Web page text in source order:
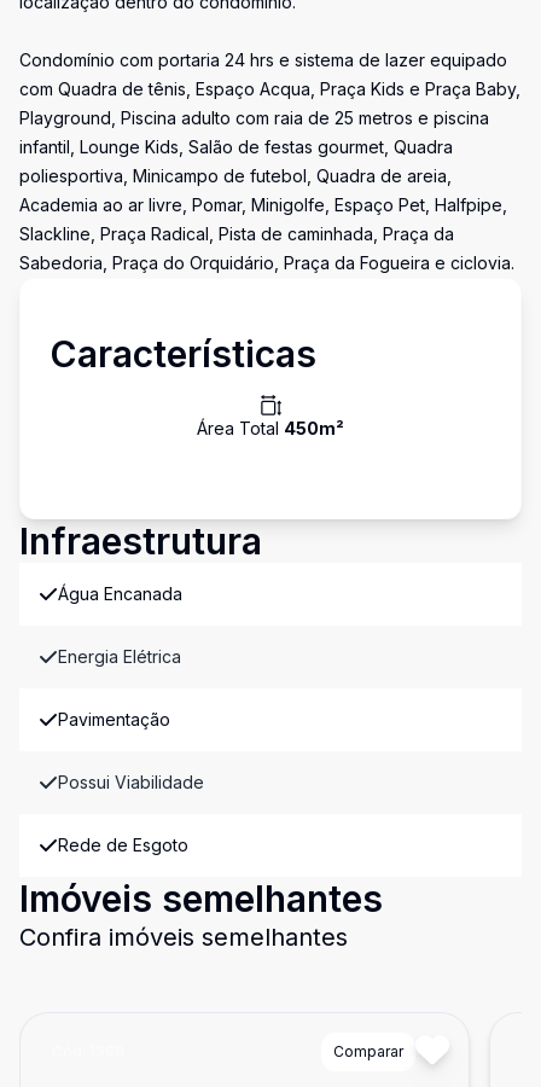
Condomínio com portaria 24 hrs e sistema de lazer equipado
com Quadra de tênis, Espaço Acqua, Praça Kids e Praça Baby,
Playground, Piscina adulto com raia de 25 metros e piscina
infantil, Lounge Kids, Salão de festas gourmet, Quadra
poliesportiva, Minicampo de futebol, Quadra de areia,
Academia ao ar livre, Pomar, Minigolfe, Espaço Pet, Halfpipe,
Slackline, Praça Radical, Pista de caminhada, Praça da
Sabedoria, Praça do Orquidário, Praça da Fogueira e ciclovia.
Características
Área Total 450m²
Infraestrutura
Água Encanada
Energia Elétrica
Pavimentação
Possui Viabilidade
Rede de Esgoto
Imóveis semelhantes
Confira imóveis semelhantes
Comparar